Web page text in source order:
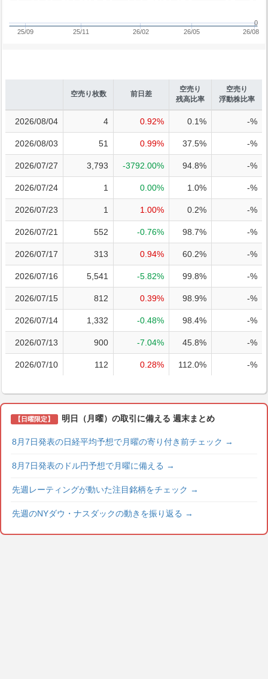
25/09 25/11 26/02 26/05 26/08
0
空売り枚数 前日差
空売り
残高比率
空売り
浮動株比率
2026/08/04 4 0.92% 0.1% -%
2026/08/03 51 0.99% 37.5% -%
2026/07/27 3,793 -3792.00% 94.8% -%
2026/07/24 1 0.00% 1.0% -%
2026/07/23 1 1.00% 0.2% -%
2026/07/21 552 -0.76% 98.7% -%
2026/07/17 313 0.94% 60.2% -%
2026/07/16 5,541 -5.82% 99.8% -%
2026/07/15 812 0.39% 98.9% -%
2026/07/14 1,332 -0.48% 98.4% -%
2026/07/13 900 -7.04% 45.8% -%
2026/07/10 112 0.28% 112.0% -%
【日曜限定】 明日（月曜）の取引に備える 週末まとめ
8月7日発表の日経平均予想で月曜の寄り付き前チェック →
8月7日発表のドル円予想で月曜に備える →
先週レーティングが動いた注目銘柄をチェック →
先週のNYダウ・ナスダックの動きを振り返る →